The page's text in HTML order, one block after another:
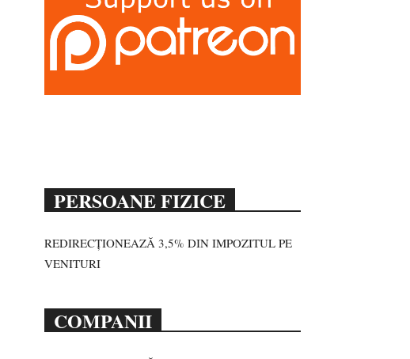
PERSOANE FIZICE
REDIRECȚIONEAZĂ 3,5% DIN IMPOZITUL PE
VENITURI
COMPANII